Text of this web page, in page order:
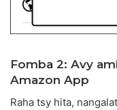
Fomba 2: Avy
Amazon App
Raha tsy hita,